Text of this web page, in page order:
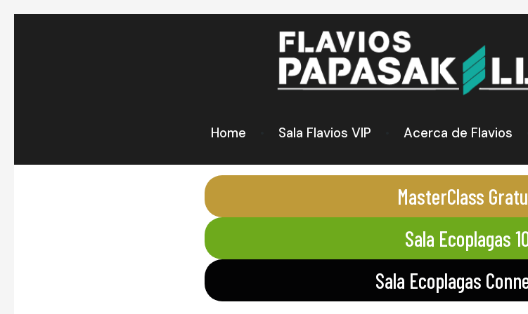
Home Sala Flavios VIP Acerca de Flavios
MasterClass
Sala Ecoplagas
Sala Ecoplagas